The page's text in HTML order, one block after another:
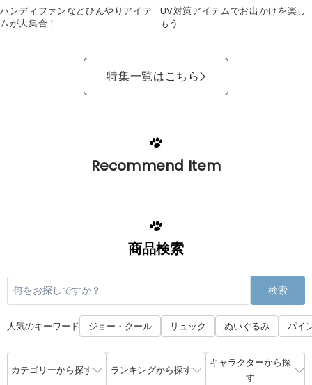
ハンディファンなどひんやりアイテ
ムが大集合！
UV対策アイテムでお出かけを楽し
もう
特集一覧はこちら
Recommend Item
商品検索
検索
人気のキーワード ジョー・クール リュック ぬいぐるみ パイ
カテゴリーから探す ランキングから探す
キャラクターから探
す